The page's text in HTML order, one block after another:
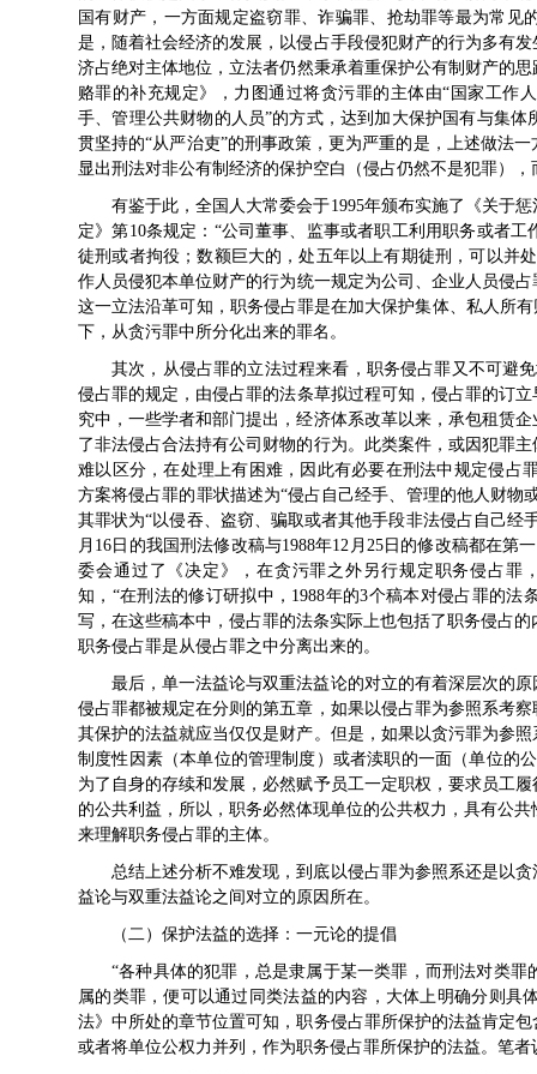
国有财产，一方面规定盗窃罪、诈骗罪、抢劫罪等最为常
是，随着社会经济的发展，以侵占手段侵犯财产的行为多有
济占绝对主体地位，立法者仍然秉承着重保护公有制财产的
赂罪的补充规定》，力图通过将贪污罪的主体由“国家工作
手、管理公共财物的人员”的方式，达到加大保护国有与集
贯坚持的“从严治吏”的刑事政策，更为严重的是，上述做法
显出刑法对非公有制经济的保护空白（侵占仍然不是犯罪）
有鉴于此，全国人大常委会于1995年颁布实施了《关于
定》第10条规定：“公司董事、监事或者职工利用职务或者
徒刑或者拘役；数额巨大的，处五年以上有期徒刑，可以并
作人员侵犯本单位财产的行为统一规定为公司、企业人员侵
这一立法沿革可知，职务侵占罪是在加大保护集体、私人所
下，从贪污罪中所分化出来的罪名。
其次，从侵占罪的立法过程来看，职务侵占罪又不可避
侵占罪的规定，由侵占罪的法条草拟过程可知，侵占罪的订
究中，一些学者和部门提出，经济体系改革以来，承包租赁
了非法侵占合法持有公司财物的行为。此类案件，或因犯罪
难以区分，在处理上有困难，因此有必要在刑法中规定侵占
方案将侵占罪的罪状描述为“侵占自己经手、管理的他人财
其罪状为“以侵吞、盗窃、骗取或者其他手段非法侵占自己经
月16日的我国刑法修改稿与1988年12月25日的修改稿都在第
委会通过了《决定》，在贪污罪之外另行规定职务侵占罪
知，“在刑法的修订研拟中，1988年的3个稿本对侵占罪的
写，在这些稿本中，侵占罪的法条实际上也包括了职务侵占
职务侵占罪是从侵占罪之中分离出来的。
最后，单一法益论与双重法益论的对立的有着深层次的
侵占罪都被规定在分则的第五章，如果以侵占罪为参照系考
其保护的法益就应当仅仅是财产。但是，如果以贪污罪为参
制度性因素（本单位的管理制度）或者渎职的一面（单位的
为了自身的存续和发展，必然赋予员工一定职权，要求员工
的公共利益，所以，职务必然体现单位的公共权力，具有公
来理解职务侵占罪的主体。
总结上述分析不难发现，到底以侵占罪为参照系还是以
益论与双重法益论之间对立的原因所在。
（二）保护法益的选择：一元论的提倡
“各种具体的犯罪，总是隶属于某一类罪，而刑法对类
属的类罪，便可以通过同类法益的内容，大体上明确分则具
法》中所处的章节位置可知，职务侵占罪所保护的法益肯定
或者将单位公权力并列，作为职务侵占罪所保护的法益。笔